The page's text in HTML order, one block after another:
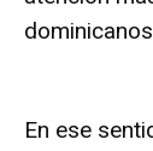
En ese